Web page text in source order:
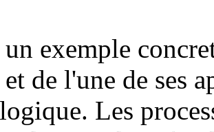
un exemple
et de l'une de ses
Les